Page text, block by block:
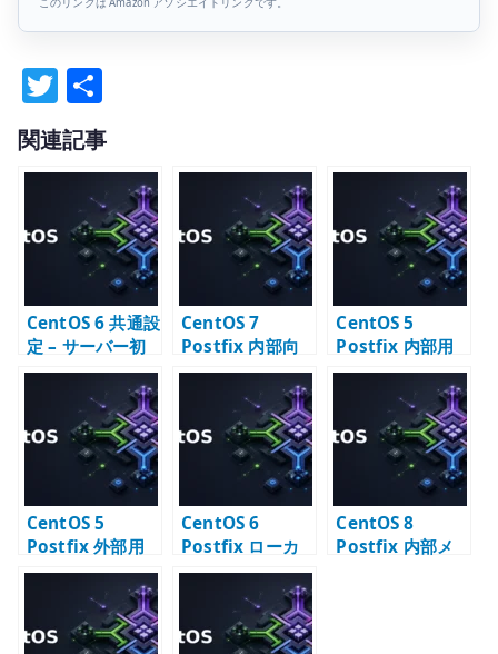
このリンクは Amazon アソシエイトリンクです。
T
w
it
te
r
有
関連記事
CentOS 6 共通設
定 – サーバー初
期設定の基本
CentOS 7
Postfix 内部向
け SMTP サーバ
ー構築 – relay
と配送設計
CentOS 5
Postfix 内部用
メールサーバー
構築 – LAN 内配
送の基本
CentOS 5
Postfix 外部用
メールサーバー
構築 – インター
ネット配送の基
本
CentOS 6
Postfix ローカ
ル MTA 構築 – サ
ーバー内部通知
用メール配送
CentOS 8
Postfix 内部メ